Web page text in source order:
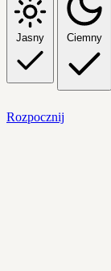
Jasny Ciemny
Rozpocznij